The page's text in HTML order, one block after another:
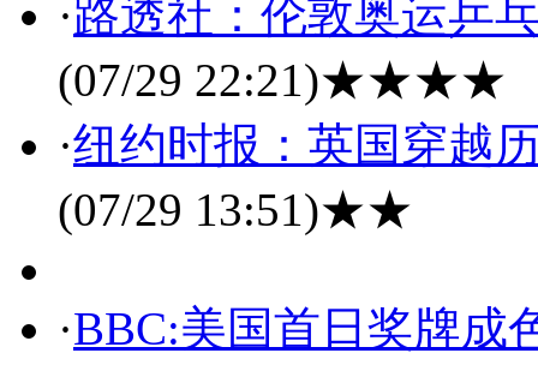
·路透社：伦敦奥运乒
(07/29 22:21)★★★★
·纽约时报：英国穿越
(07/29 13:51)★★
·BBC:美国首日奖牌成